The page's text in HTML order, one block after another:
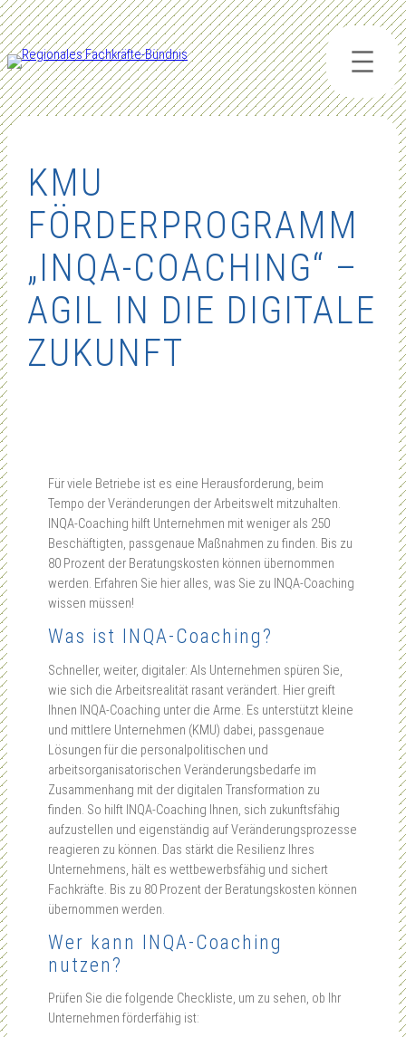
Zum
Inhalt
springen
KMU
FÖRDERPROGRAMM
„INQA-COACHING“ –
AGIL IN DIE DIGITALE
ZUKUNFT
Für viele Betriebe ist es eine Herausforderung, beim
Tempo der Veränderungen der Arbeitswelt mitzuhalten.
INQA-Coaching hilft Unternehmen mit weniger als 250
Beschäftigten, passgenaue Maßnahmen zu finden. Bis zu
80 Prozent der Beratungskosten können übernommen
werden. Erfahren Sie hier alles, was Sie zu INQA-Coaching
wissen müssen!
Was ist INQA-Coaching?
Schneller, weiter, digitaler: Als Unternehmen spüren Sie,
wie sich die Arbeitsrealität rasant verändert. Hier greift
Ihnen INQA-Coaching unter die Arme. Es unterstützt kleine
und mittlere Unternehmen (KMU) dabei, passgenaue
Lösungen für die personalpolitischen und
arbeitsorganisatorischen Veränderungsbedarfe im
Zusammenhang mit der digitalen Transformation zu
finden. So hilft INQA-Coaching Ihnen, sich zukunftsfähig
aufzustellen und eigenständig auf Veränderungsprozesse
reagieren zu können. Das stärkt die Resilienz Ihres
Unternehmens, hält es wettbewerbsfähig und sichert
Fachkräfte. Bis zu 80 Prozent der Beratungskosten können
übernommen werden.
Wer kann INQA-Coaching
nutzen?
Prüfen Sie die folgende Checkliste, um zu sehen, ob Ihr
Unternehmen förderfähig ist: